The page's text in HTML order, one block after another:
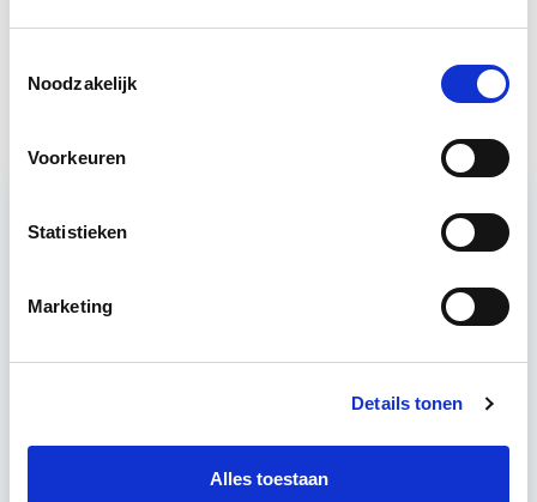
Noodzakelijk
Voorkeuren
Statistieken
Marketing
Details tonen
Alles toestaan
Conditiemeting NEN 2767 en
Leer onderhoudsinspecties uit te voeren, volledig
benoemen van maatregelen, het ramen… Lees